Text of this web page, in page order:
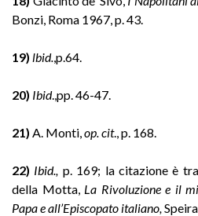
Bonzi, Roma 1967, p. 43.
19) lbid. ,p.64.
20) Ibid.,pp. 46-47.
21) A. Monti, op. cit., p. 168.
22) Ibid., p. 169; la citazione è
della Motta, La Rivoluzione e il
Papa e all’Episcopato italiano,